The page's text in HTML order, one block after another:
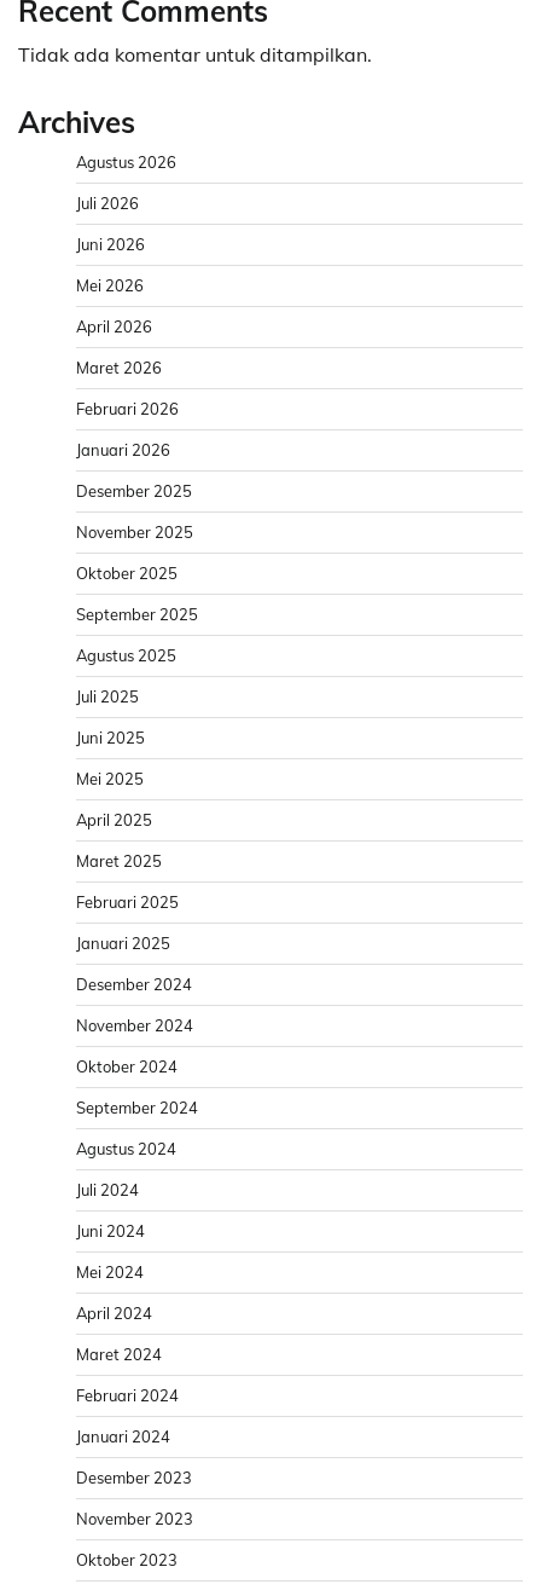
Recent Comments
Tidak ada komentar untuk ditampilkan.
Archives
Agustus 2026
Juli 2026
Juni 2026
Mei 2026
April 2026
Maret 2026
Februari 2026
Januari 2026
Desember 2025
November 2025
Oktober 2025
September 2025
Agustus 2025
Juli 2025
Juni 2025
Mei 2025
April 2025
Maret 2025
Februari 2025
Januari 2025
Desember 2024
November 2024
Oktober 2024
September 2024
Agustus 2024
Juli 2024
Juni 2024
Mei 2024
April 2024
Maret 2024
Februari 2024
Januari 2024
Desember 2023
November 2023
Oktober 2023